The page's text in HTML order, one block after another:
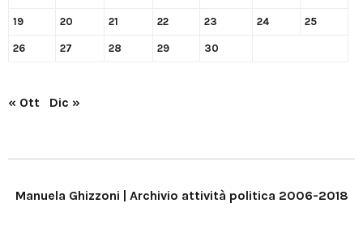
19 20 21 22 23 24 25
26 27 28 29 30
« Ott Dic »
Manuela Ghizzoni | Archivio attività politica 2006-2018